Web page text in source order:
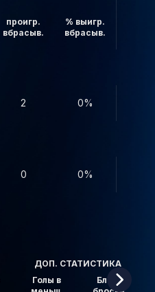
проигр.
вбрасыв.
% выигр.
вбрасыв.
2 0%
0 0%
ДОП. СТАТИСТИКА
Голы в
Блок.